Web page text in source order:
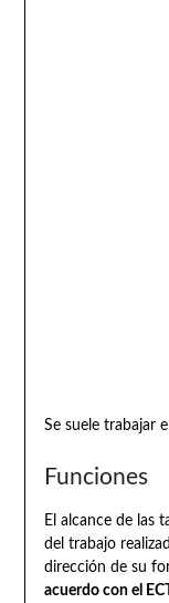
Se suele trabajar
Funciones
El alcance de las
del trabajo
dirección de su
acuerdo con el